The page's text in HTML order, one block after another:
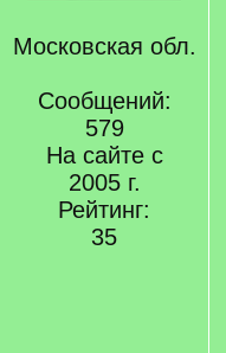
Московская обл.
Сообщений:
579
На сайте с
2005 г.
Рейтинг:
35